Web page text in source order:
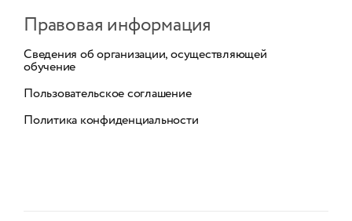
Правовая информация
Сведения об организации, осуществляющей
обучение
Пользовательское соглашение
Политика конфиденциальности